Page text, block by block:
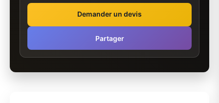
Demander un devis
Partager